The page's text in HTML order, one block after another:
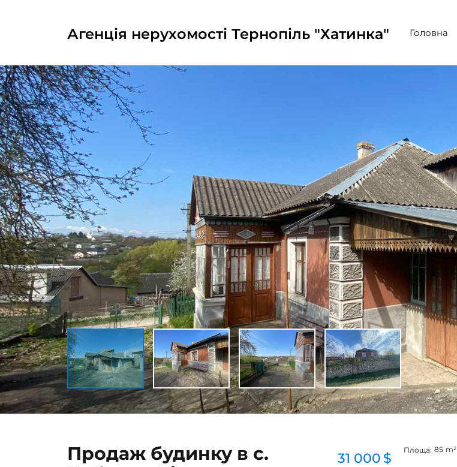
Агенція нерухомості Тернопіль "Хатинка" Головна
Продаж будинку в с.
31 000 $
Площа: 85 m²